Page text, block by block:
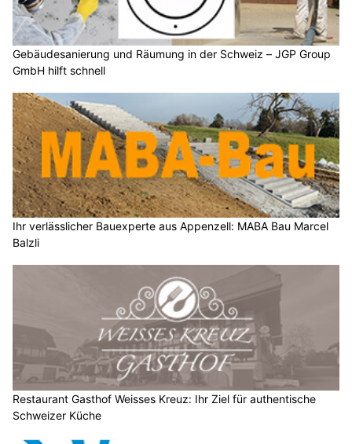
Gebäudesanierung und Räumung in der Schweiz – JGP Group
GmbH hilft schnell
Ihr verlässlicher Bauexperte aus Appenzell: MABA Bau Marcel
Balzli
Restaurant Gasthof Weisses Kreuz: Ihr Ziel für authentische
Schweizer Küche